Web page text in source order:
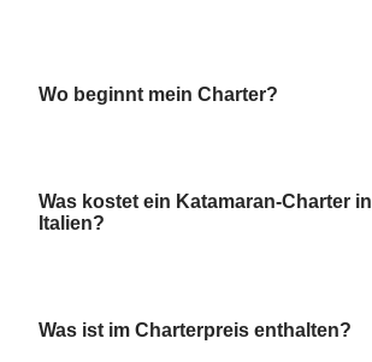
Wo beginnt mein Charter?
Was kostet ein Katamaran-Charter in
Italien?
Was ist im Charterpreis enthalten?